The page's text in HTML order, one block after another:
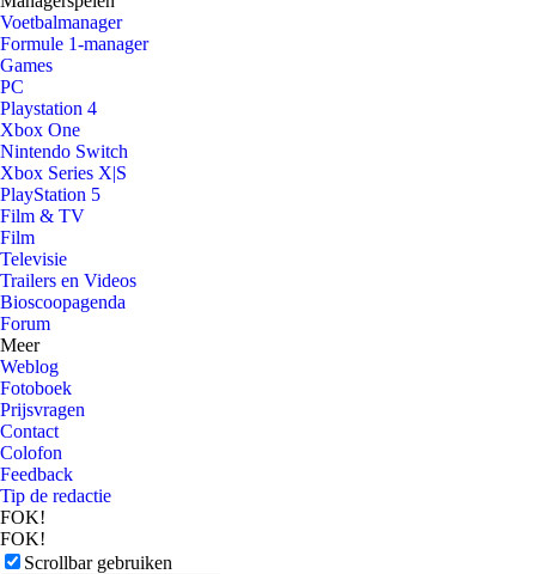
Voetbalmanager
Formule 1-manager
Games
PC
Playstation 4
Xbox One
Nintendo Switch
Xbox Series X|S
PlayStation 5
Film & TV
Film
Televisie
Trailers en Videos
Bioscoopagenda
Forum
Meer
Weblog
Fotoboek
Prijsvragen
Contact
Colofon
Feedback
Tip de redactie
FOK!
FOK!
Scrollbar gebruiken